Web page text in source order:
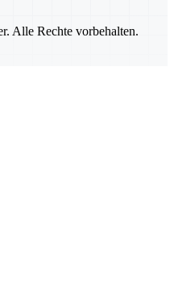
Alle Rechte vorbehalten.